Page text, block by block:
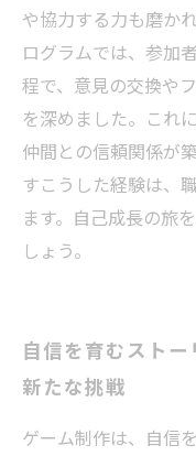
や協力する力も磨か
ログラムでは、参加
程で、意見の交換や
を深めました。これ
仲間との信頼関係が
すこうした経験は、
ます。自己成長の旅
しょう。
自信を育むスト
新たな挑戦
ゲーム制作は、自信